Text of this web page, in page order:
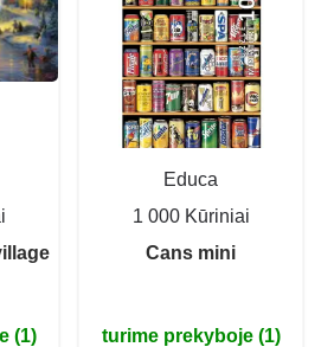
(1)
Educa
1 000 Kūriniai
Cans mini
turime prekyboje (1)